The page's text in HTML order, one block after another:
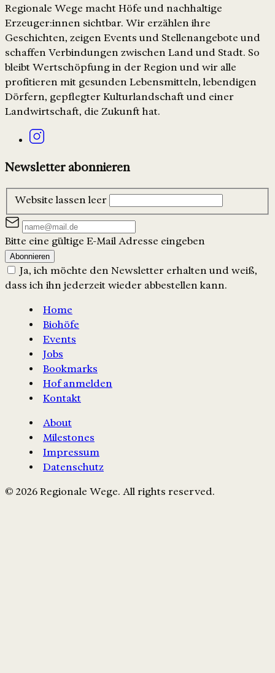
Regionale Wege macht Höfe und nachhaltige
Erzeuger:innen sichtbar. Wir erzählen ihre
Geschichten, zeigen Events und Stellenangebote und
schaffen Verbindungen zwischen Land und Stadt. So
bleibt Wertschöpfung in der Region und wir alle
profitieren mit gesunden Lebensmitteln, lebendigen
Dörfern, gepflegter Kulturlandschaft und einer
Landwirtschaft, die Zukunft hat.
Newsletter abonnieren
Website lassen leer
Bitte eine gültige E-Mail Adresse eingeben
Abonnieren
Ja, ich möchte den Newsletter erhalten und weiß,
dass ich ihn jederzeit wieder abbestellen kann.
Home
Biohöfe
Events
Jobs
Bookmarks
Hof anmelden
Kontakt
About
Milestones
Impressum
Datenschutz
© 2026 Regionale Wege. All rights reserved.